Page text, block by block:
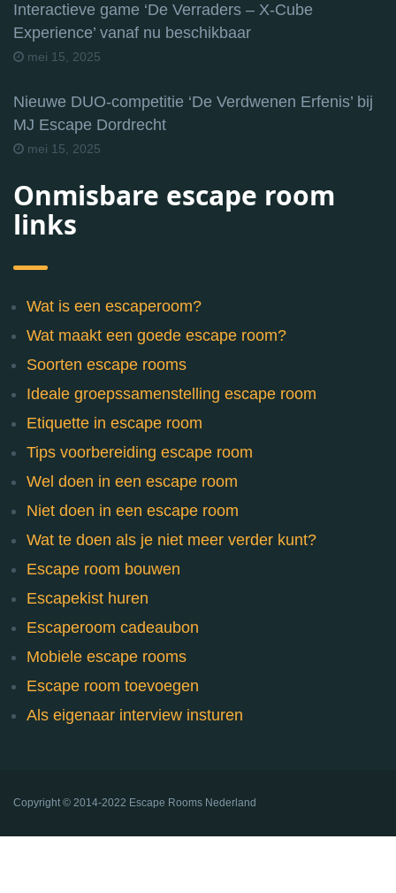
Interactieve game ‘De Verraders – X-Cube
Experience’ vanaf nu beschikbaar
mei 15, 2025
Nieuwe DUO-competitie ‘De Verdwenen Erfenis’ bij
MJ Escape Dordrecht
mei 15, 2025
Onmisbare escape room
links
Wat is een escaperoom?
Wat maakt een goede escape room?
Soorten escape rooms
Ideale groepssamenstelling escape room
Etiquette in escape room
Tips voorbereiding escape room
Wel doen in een escape room
Niet doen in een escape room
Wat te doen als je niet meer verder kunt?
Escape room bouwen
Escapekist huren
Escaperoom cadeaubon
Mobiele escape rooms
Escape room toevoegen
Als eigenaar interview insturen
Copyright © 2014-2022 Escape Rooms Nederland